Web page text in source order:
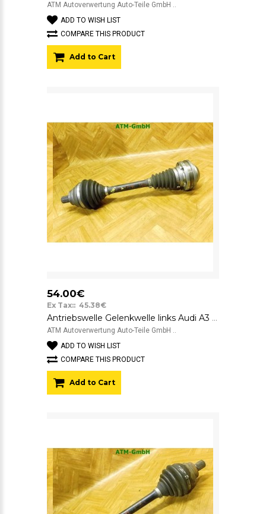
ATM Autoverwertung Auto-Teile GmbH ..
ADD TO WISH LIST
COMPARE THIS PRODUCT
Add to Cart
54.00€
Ex Tax:: 45.38€
Antriebswelle Gelenkwelle links Audi A3 8P Fahrerseite
ATM Autoverwertung Auto-Teile GmbH ..
ADD TO WISH LIST
COMPARE THIS PRODUCT
Add to Cart